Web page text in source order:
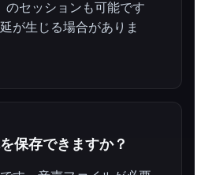
のセッションも可能です
が生じる場合がありま
保存できますか？